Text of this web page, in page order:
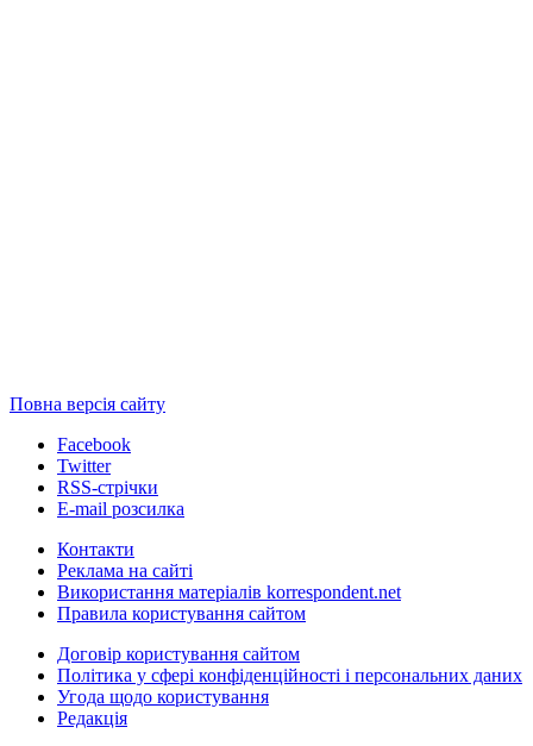
Повна версія сайту
Facebook
Twitter
RSS-стрічки
E-mail розсилка
Контакти
Реклама на сайті
Використання матеріалів korrespondent.net
Правила користування сайтом
Договір користування сайтом
Політика у сфері конфіденційності і персональних даних
Угода щодо користування
Редакція